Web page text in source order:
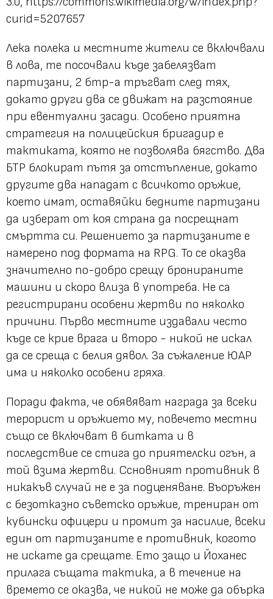
curid=5207657
Лека полека и местните жители се включвали
в лова, те посочвали къде забелязват
партизани, 2 бтр-а тръгват след тях,
докато други два се движат на разстояние
при евентуални засади. Особено приятна
стратегия на полицейския бригадир е
тактиката, която не позволява бягство. Два
БТР блокират пътя за отстъпление, докато
другите два нападат с всичкото оръжие,
което имат, оставяйки бедните партизани
да изберат от коя страна да посрещнат
смъртта си. Решението за партизаните е
намерено под формата на RPG. То се оказва
значително по-добро срещу бронираните
машини и скоро влиза в употреба. Не са
регистрирани особени жертви по няколко
причини. Първо местните издавали често
къде се крие врага и второ - никой не искал
да се среща с белия дявол. За съжаление ЮАР
има и няколко особени гряха.
Поради факта, че обявяват награда за всеки
терорист и оръжието му, повечето местни
също се включват в битката и в
последствие се стига до приятелски огън, а
той взима жертви. Ссновният противник в
никакъв случай не е за подценяване. Въоръжен
с безотказно съветско оръжие, трениран от
кубински офицери и промит за насилие, всеки
един от партизаните е противник, когото
не искате да срещате. Ето защо и Йоханес
прилага същата тактика, а в течение на
времето се оказва, че никой не може да обърка